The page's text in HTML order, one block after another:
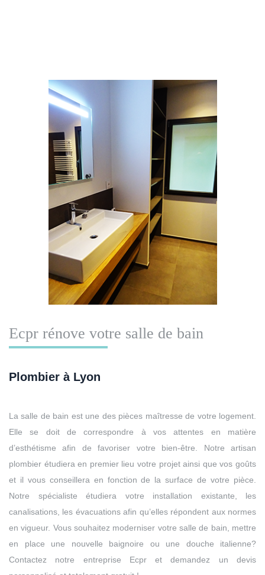
Ecpr rénove votre salle de bain
Plombier à Lyon
La salle de bain est une des pièces maîtresse de votre logement.
Elle se doit de correspondre à vos attentes en matière
d’esthétisme afin de favoriser votre bien-être. Notre artisan
plombier étudiera en premier lieu votre projet ainsi que vos goûts
et il vous conseillera en fonction de la surface de votre pièce.
Notre spécialiste étudiera votre installation existante, les
canalisations, les évacuations afin qu’elles répondent aux normes
en vigueur. Vous souhaitez moderniser votre salle de bain, mettre
en place une nouvelle baignoire ou une douche italienne?
Contactez notre entreprise Ecpr et demandez un devis